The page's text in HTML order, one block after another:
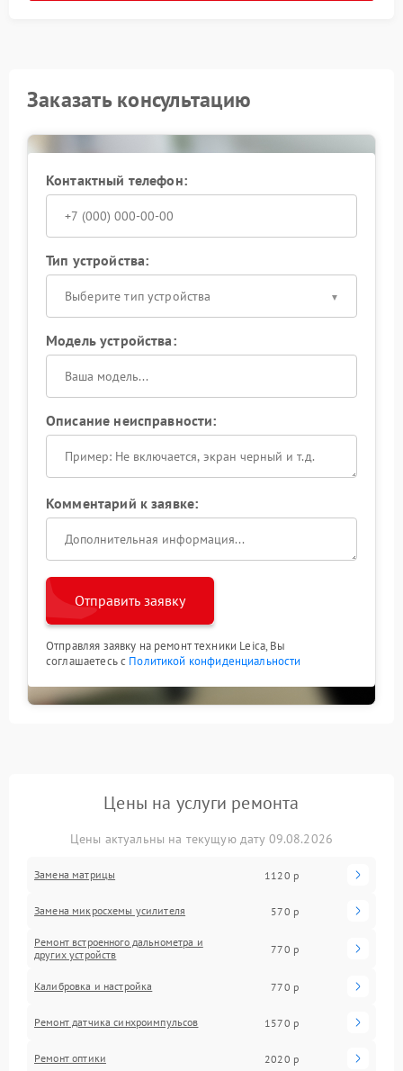
Заказать консультацию
Контактный телефон:
Тип устройства:
Выберите тип устройства
Модель устройства:
Описание неисправности:
Комментарий к заявке:
Отправить заявку
Отправляя заявку на ремонт техники Leica, Вы
соглашаетесь с Политикой конфиденциальности
Цены на услуги ремонта
Цены актуальны на текущую дату 09.08.2026
Замена матрицы 1120 р
Замена микросхемы усилителя 570 р
Ремонт встроенного дальнометра и
других устройств
770 р
Калибровка и настройка 770 р
Ремонт датчика синхроимпульсов 1570 р
Ремонт оптики 2020 р